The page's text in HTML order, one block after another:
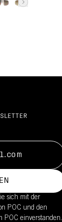
sich mit der
POC und den
POC einverstanden.